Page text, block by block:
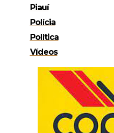
Piauí
Polícia
Política
Vídeos